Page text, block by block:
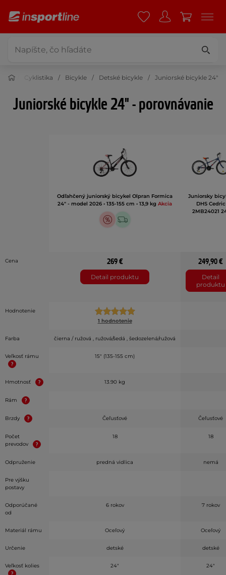
Cyklistika Bicykle Detské bicykle Juniorské bicykle 24"
Juniorské bicykle 24" - porovnávanie
Odľahčený juniorský bicykel Olpran Formica
24" - model 2026 • 135-155 cm • 13,9 kg Akcia
Juniorsky
DHS Cedric
2MB24021
Cena 269 €
Detail produktu
249,90 €
Detail
produktu
Hodnotenie
1 hodnotenie
Farba čierna / ružová , ružová/šedá , šedozelená/ružová
Veľkosť rámu 15" (135-155 cm)
Hmotnosť 13.90 kg
Rám
Brzdy Čeľusťové Čeľusťové
Počet
prevodov
18 18
Odpruženie predná vidlica nemá
Pre výšku
postavy
Odporúčané
od
6 rokov 7 rokov
Materiál rámu Oceľový Oceľový
Určenie detské detské
Veľkosť kolies 24" 24"